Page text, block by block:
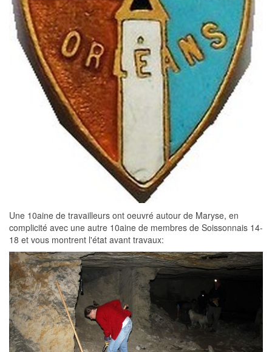
Une 10aine de travailleurs ont oeuvré autour de Maryse, en
complicité avec une autre 10aine de membres de Soissonnais 14-
18 et vous montrent l'état avant travaux: